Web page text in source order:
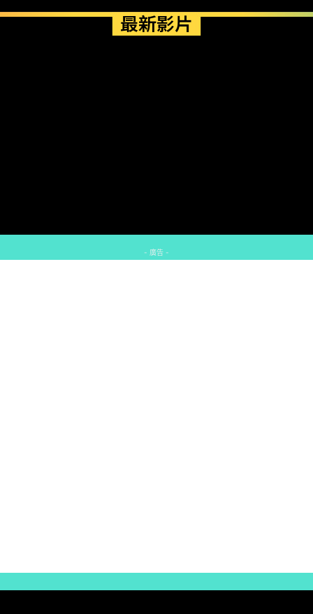
最新影片
- 廣告 -